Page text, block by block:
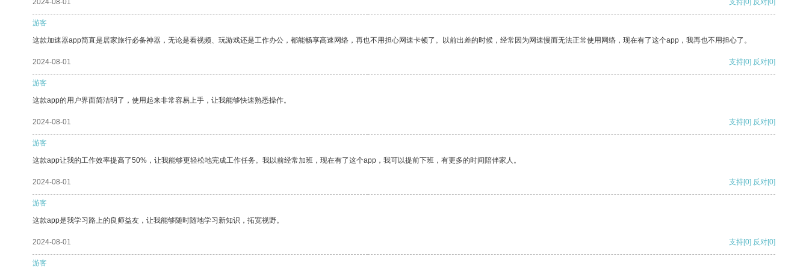
2024-08-01 支持[0] 反对[0]
游客
这款加速器app简直是居家旅行必备神器，无论是看视频、玩游戏还是工作办公，都能畅享高速网络，再也不用担心网速卡顿了。以前出差的时候，经常因为网速慢而无法正常使用网络，现在有了这个app，我再也不用担心了。
2024-08-01 支持[0] 反对[0]
游客
这款app的用户界面简洁明了，使用起来非常容易上手，让我能够快速熟悉操作。
2024-08-01 支持[0] 反对[0]
游客
这款app让我的工作效率提高了50%，让我能够更轻松地完成工作任务。我以前经常加班，现在有了这个app，我可以提前下班，有更多的时间陪伴家人。
2024-08-01 支持[0] 反对[0]
游客
这款app是我学习路上的良师益友，让我能够随时随地学习新知识，拓宽视野。
2024-08-01 支持[0] 反对[0]
游客